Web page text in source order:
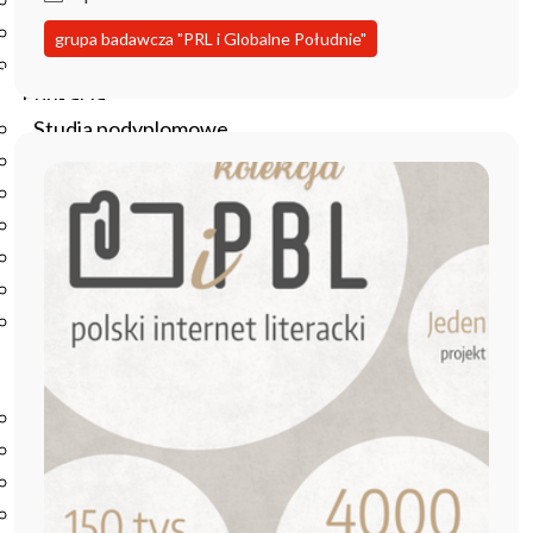
Repozytorium RCIN
Otwarta nauka
Edukacja
Studia podyplomowe
Szkolenia
Szkoła Doktorska Anthropos
Erasmus
Olimpiada Literatury i Języka Polskiego
Olimpiada Literatury i Języka Polskiego dla Szkół
Podstawowych
Biblioteka
O bibliotece
Godziny otwarcia
Katalog
Nowości
grupa badawcza "PRL i Globalne Południe"